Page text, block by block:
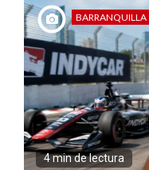
BARRANQUILLA
4 min de lectura